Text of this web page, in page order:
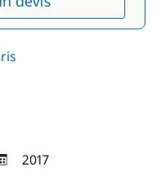
2017